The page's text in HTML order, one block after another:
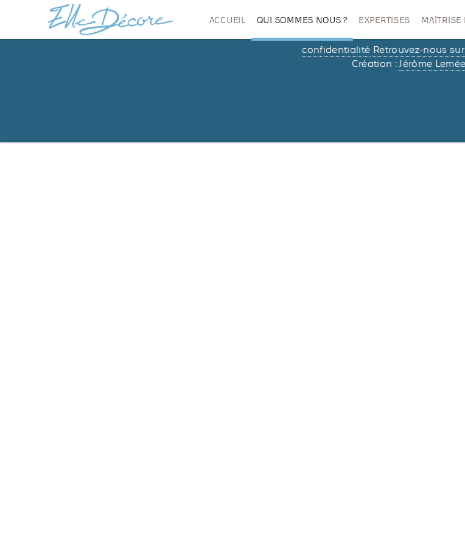
ACCUEIL QUI SOMMES NOUS ? EXPERTISES MAÎTRISE
© 2013/2026 –Elle Décore
confidentialité Retrouvez-nous
Création :Jérôme Lemée